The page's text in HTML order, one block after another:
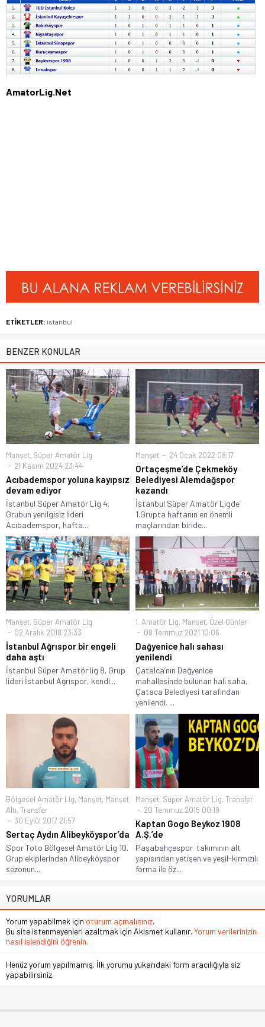
AmatorLig.Net
ETİKETLER: istanbul
BENZER KONULAR
Manşet, Süper Amatör Lig
21 Kasım 2024 23:44
Acıbademspor yoluna kayıpsız
devam ediyor
İstanbul Süper Amatör Lig 4.
Grubun yenilgisiz lideri
Acıbademspor, hafta...
Manşet 24 Ocak 2022 08:17
Ortaçeşme’de Çekmeköy
Belediyesi Alemdağspor
kazandı
İstanbul Süper Amatör Ligde
1.Grupta haftanın en önemli
maçlarından biride...
Manşet, Süper Amatör Lig
02 Aralık 2018 23:33
İstanbul Ağrıspor bir engeli
daha aştı
İstanbul Süper Amatör lig 8. Grup
lideri İstanbul Ağrıspor, kendi...
1. Amatör Lig, Manşet, Özel Günler
08 Temmuz 2021 10:06
Dağyenice halı sahası
yenilendi
Çatalca’nın Dağyenice
mahallesinde bulunan halı saha,
Çataca Belediyesi tarafından
yenilendi. ...
Bölgesel Amatör Lig, Manşet, Manşet
Altı, Transfer
30 Eylül 2017 21:57
Sertaç Aydın Alibeyköyspor’da
Spor Toto Bölgesel Amatör Lig 10.
Grup ekiplerinden Alibeyköyspor
sezonun...
Manşet, Süper Amatör Lig, Transfer
20 Temmuz 2015 00:19
Kaptan Gogo Beykoz 1908
A.Ş.’de
Paşabahçespor takımının alt
yapısından yetişen ve yeşil-kırmızılı
forma ile öz...
YORUMLAR
Yorum yapabilmek için oturum açmalısınız.
Bu site istenmeyenleri azaltmak için Akismet kullanır. Yorum verilerinizin
nasıl işlendiğini öğrenin.
Henüz yorum yapılmamış. İlk yorumu yukarıdaki form aracılığıyla siz
yapabilirsiniz.